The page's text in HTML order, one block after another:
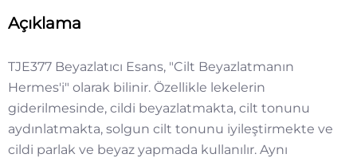
Açıklama
TJE377 Beyazlatıcı Esans, "Cilt Beyazlatmanın
Hermes'i" olarak bilinir. Özellikle lekelerin
giderilmesinde, cildi beyazlatmakta, cilt tonunu
aydınlatmakta, solgun cilt tonunu iyileştirmekte ve
cildi parlak ve beyaz yapmada kullanılır. Aynı